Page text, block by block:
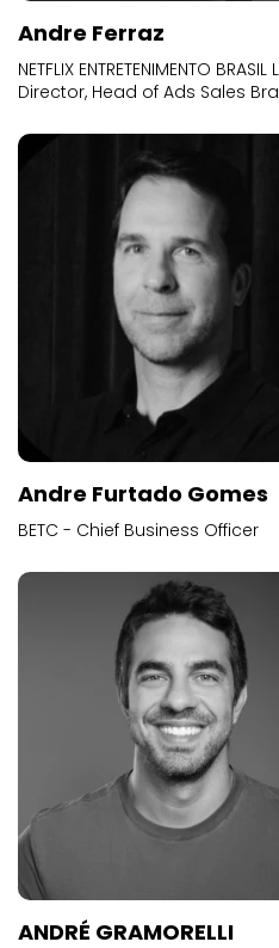
Andre Ferraz
NETFLIX ENTRETENIMENTO BRASIL
Director, Head of Ads Sales
Andre Furtado Gomes
BETC - Chief Business Officer
ANDRÉ GRAMORELLI